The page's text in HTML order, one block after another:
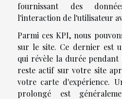
fournissant des
l'interaction de l'utilisateur
Parmi ces KPI, nous
sur le site. Ce dernier est
qui révèle la durée
reste actif sur votre site
votre carte d'expérience.
prolongé est